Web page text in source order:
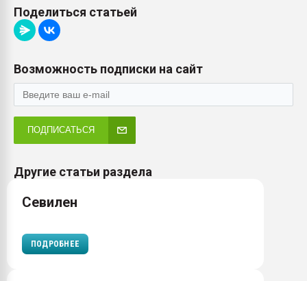
Поделиться статьей
Возможность подписки на сайт
ПОДПИСАТЬСЯ
Другие статьи раздела
Севилен
ПОДРОБНЕЕ